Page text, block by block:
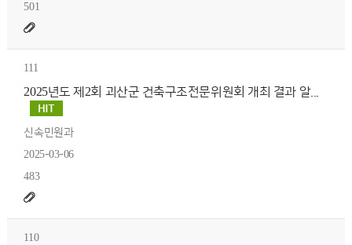
501
111
2025년도 제2회 괴산군 건축구조전문위원회 개최 결과 알...
신속민원과
2025-03-06
483
110